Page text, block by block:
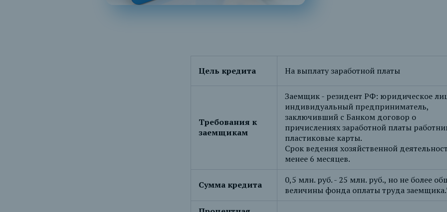
Цель кредита На выплату заработной платы
Требования к
заемщикам
Заемщик - резидент РФ: юридическое
индивидуальный предприниматель,
заключивший с Банком договор о
причислениях заработной платы
пластиковые карты.
Срок ведения хозяйственной
менее 6 месяцев.
Сумма кредита
0,5 млн. руб. - 25 млн. руб., но не более
величины фонда оплаты труда